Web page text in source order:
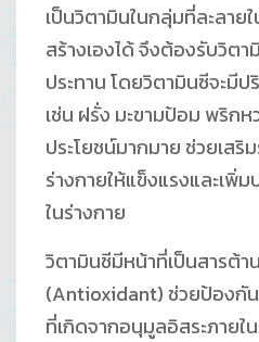
เป็นวิตามินในกลุ่มที่ละลาย
สร้างเองได้ จึงต้องรับวิต
ประทาน โดยวิตามินซีจะมี
เช่น ฝรั่ง มะขามป้อม พริก
ประโยชน์มากมาย ช่วยเส
ร่างกายให้แข็งแรงและเพิ่
ในร่างกาย
วิตามินซีมีหน้าที่เป็นสารต้า
(Antioxidant) ช่วยป้องกัน
ที่เกิดจากอนุมูลอิสระภายใ